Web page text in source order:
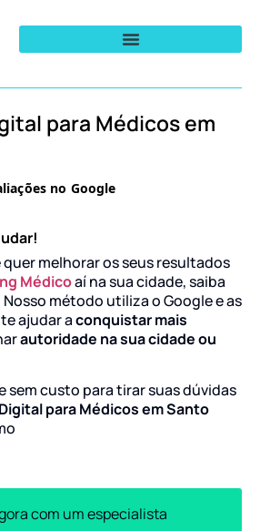
para Médicos em
melhorar os seus resultados
Médicoaí na sua cidade, saiba
método utiliza o Google e as
ajudar aconquistar mais
autoridade na sua cidade ou
sem custo para tirar suas dúvidas
para Médicos em Santo
com um especialista